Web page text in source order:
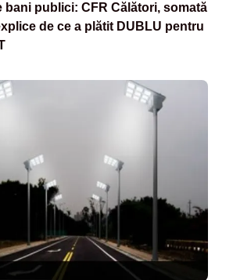
bani publici: CFR Călători, somată
de ce a plătit DUBLU pentru